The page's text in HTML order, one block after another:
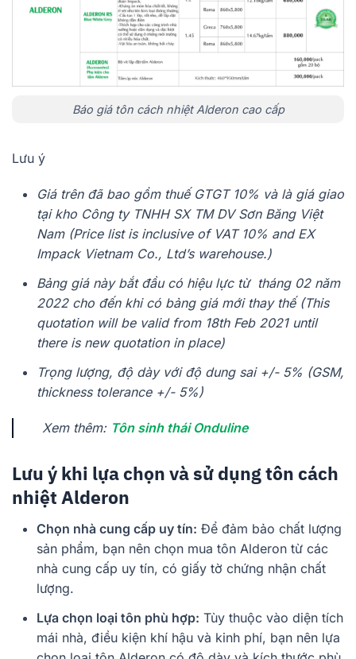
Báo giá tôn cách nhiệt Alderon cao cấp
Lưu ý
Giá trên đã bao gồm thuế GTGT 10% và là giá giao
tại kho Công ty TNHH SX TM DV Sơn Băng Việt
Nam (Price list is inclusive of VAT 10% and EX
Impack Vietnam Co., Ltd’s warehouse.)
Bảng giá này bắt đầu có hiệu lực từ tháng 02 năm
2022 cho đến khi có bảng giá mới thay thế (This
quotation will be valid from 18th Feb 2021 until
there is new quotation in place)
Trọng lượng, độ dày với độ dung sai +/- 5% (GSM,
thickness tolerance +/- 5%)
Xem thêm: Tôn sinh thái Onduline
Lưu ý khi lựa chọn và sử dụng tôn cách
nhiệt Alderon
Chọn nhà cung cấp uy tín: Để đảm bảo chất lượng
sản phẩm, bạn nên chọn mua tôn Alderon từ các
nhà cung cấp uy tín, có giấy tờ chứng nhận chất
lượng.
Lựa chọn loại tôn phù hợp: Tùy thuộc vào diện tích
mái nhà, điều kiện khí hậu và kinh phí, bạn nên lựa